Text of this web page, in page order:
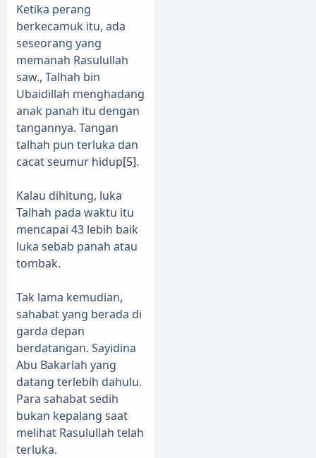
Ketika perang
berkecamuk itu, ada
seseorang yang
memanah Rasulullah
saw., Talhah bin
Ubaidillah menghadang
anak panah itu dengan
tangannya. Tangan
talhah pun terluka dan
cacat seumur hidup[5].
Kalau dihitung, luka
Talhah pada waktu itu
mencapai 43 lebih baik
luka sebab panah atau
tombak.
Tak lama kemudian,
sahabat yang berada di
garda depan
berdatangan. Sayidina
Abu Bakarlah yang
datang terlebih dahulu.
Para sahabat sedih
bukan kepalang saat
melihat Rasulullah telah
terluka.